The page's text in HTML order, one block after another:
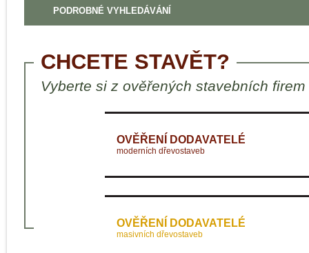
PODROBNÉ VYHLEDÁVÁNÍ
CHCETE STAVĚT?
Vyberte si z ověřených stavebních firem
OVĚŘENÍ DODAVATELÉ
moderních dřevostaveb
OVĚŘENÍ DODAVATELÉ
masivních dřevostaveb